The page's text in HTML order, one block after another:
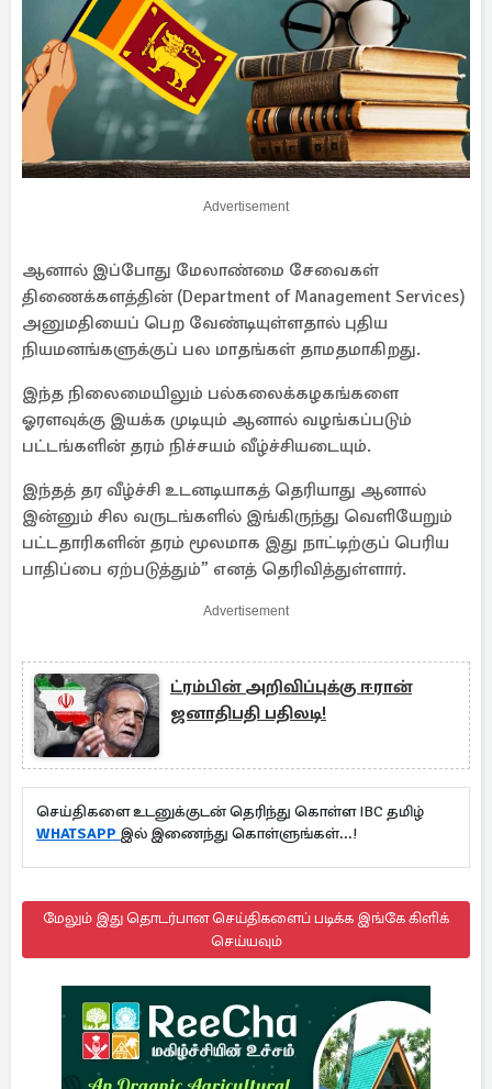
Advertisement
ஆனால் இப்போது மேலாண்மை சேவைகள்
திணைக்களத்தின் (Department of Management Services)
அனுமதியைப் பெற வேண்டியுள்ளதால் புதிய
நியமனங்களுக்குப் பல மாதங்கள் தாமதமாகிறது.
இந்த நிலைமையிலும் பல்கலைக்கழகங்களை
ஓரளவுக்கு இயக்க முடியும் ஆனால் வழங்கப்படும்
பட்டங்களின் தரம் நிச்சயம் வீழ்ச்சியடையும்.
இந்தத் தர வீழ்ச்சி உடனடியாகத் தெரியாது ஆனால்
இன்னும் சில வருடங்களில் இங்கிருந்து வெளியேறும்
பட்டதாரிகளின் தரம் மூலமாக இது நாட்டிற்குப் பெரிய
பாதிப்பை ஏற்படுத்தும்” எனத் தெரிவித்துள்ளார்.
Advertisement
ட்ரம்பின் அறிவிப்புக்கு ஈரான்
ஜனாதிபதி பதிலடி!
செய்திகளை உடனுக்குடன் தெரிந்து கொள்ள IBC தமிழ்
WHATSAPP இல் இணைந்து கொள்ளுங்கள்...!
மேலும் இது தொடர்பான செய்திகளைப் படிக்க இங்கே கிளிக்
செய்யவும்